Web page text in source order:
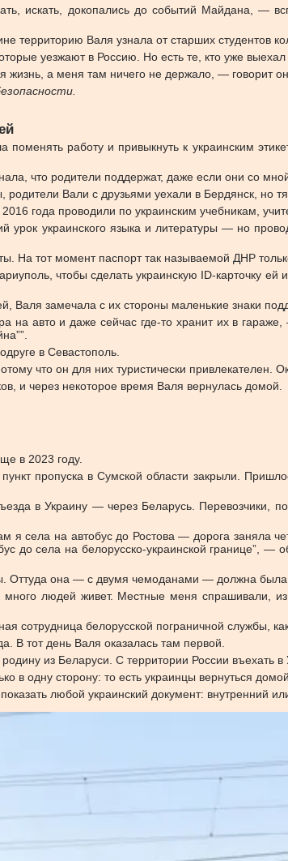
искать, докопались до событий Майдана,
территорию Валя узнала от старших студентов
уезжают в Россию. Но есть те, кто уже
жизнь, а меня там ничего не держало, — говорит
работу и привыкнуть к украинским
что родители поддержат, даже если они со
Вали с друзьями уехали в Бердянск, но
года проводили по украинским учебникам,
украинского языка и литературы — но
На тот момент паспорт так называемой ДНР
чтобы сделать украинскую ID-карточку
Валя замечала с их стороны маленькие знаки
на авто и даже сейчас где-то хранит их в
в Севастополь.
что он для них туристически привлекателен.
и через некоторое время Валя вернулась домой.
в 2023 году.
пропуска в Сумской области закрыли.
в Украину — через Беларусь.
я села на автобус до Ростова — дорога заняла
до села на белорусско-украинской
Оттуда она — с двумя чемоданами — должна была
много людей живет. Местные меня спрашивали,
сотрудница белорусской пограничной службы,
В тот день Валя оказалась там первой.
из Беларуси. С территории России въехать
в одну сторону: то есть украинцы вернуться
любой украинский документ: внутренний